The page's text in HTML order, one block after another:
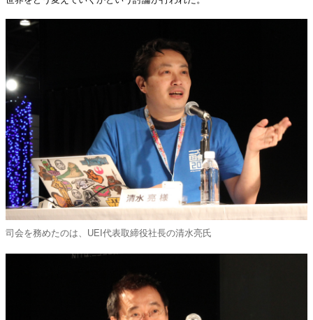
司会を務めたのは、UEI代表取締役社長の清水亮氏